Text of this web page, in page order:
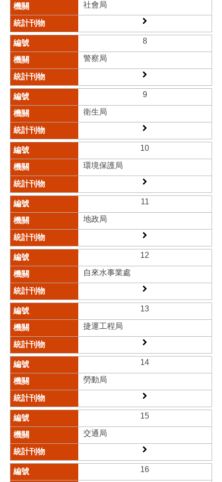
社會局​
8
警察局​
9
衛生局​
10
環境保護局​
11
地政局​
12
自來水事業處
13
捷運工程局​
14
勞動局​
15
交通局​
16